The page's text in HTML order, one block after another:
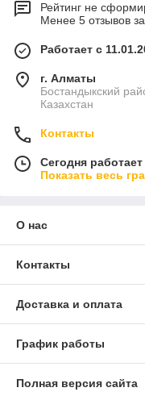
Рейтинг не
Менее 5 отзывов
Работает с
г. Алматы
Бостандыкский
Казахстан
Контакты
Сегодня
Показать весь
О нас
Контакты
Доставка и оплата
График работы
Полная версия сайта